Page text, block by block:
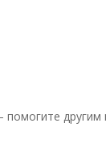
другим